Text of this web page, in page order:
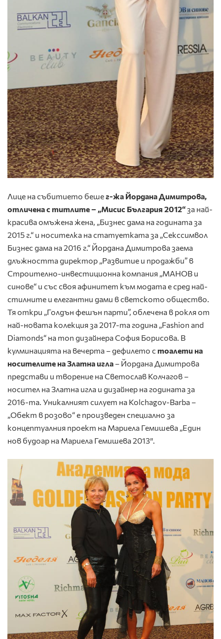
Лице на събитието бешег-жа Йордана Димитрова,
отличена с титлите – „Мисис България 2012“за най-
красива омъжена жена, „Бизнес дама на годината за
2015 г.“ и носителка на статуетката за „Секссимвол
Бизнес дама на 2016 г.“ Йордана Димитрова заема
длъжността директор „Развитие и продажби” в
Строително-инвестиционна компания „МАНОВ и
синове“ и със своя афинитет към модата е сред най-
стилните и елегантни дами в светското общество.
Тя откри „Голдън фешън парти”, облечена в рокля от
най-новата колекция за 2017-та година „Fashion and
Diamonds“ на топ дизайнера София Борисова. В
кулминацията на вечерта – дефилето с тоалети на
носителите на Златна игла – Йордана Димитрова
представи и творение на Светослав Колчагов –
носител на Златна игла и дизайнер на годината за
2016-та. Уникалният силует на Kolchagov-Barba –
„Обект в розово“ е произведен специално за
концептуалния проект на Мариела Гемишева „Eдин
нов будоар на Мариела Гемишева 2013″.